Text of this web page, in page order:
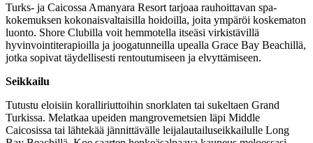
Turks- ja Caicossa Amanyara Resort tarjoaa rauhoittavan spa-
kokemuksen kokonaisvaltaisilla hoidoilla, joita ympäröi koskematon
luonto. Shore Clubilla voit hemmotella itseäsi virkistävillä
hyvinvointiterapioilla ja joogatunneilla upealla Grace Bay Beachillä,
jotka sopivat täydellisesti rentoutumiseen ja elvyttämiseen.
Seikkailu
Tutustu eloisiin koralliriuttoihin snorklaten tai sukeltaen Grand
Turkissa. Melatkaa upeiden mangrovemetsien läpi Middle
Caicosissa tai lähtekää jännittävälle leijalautailuseikkailulle Long